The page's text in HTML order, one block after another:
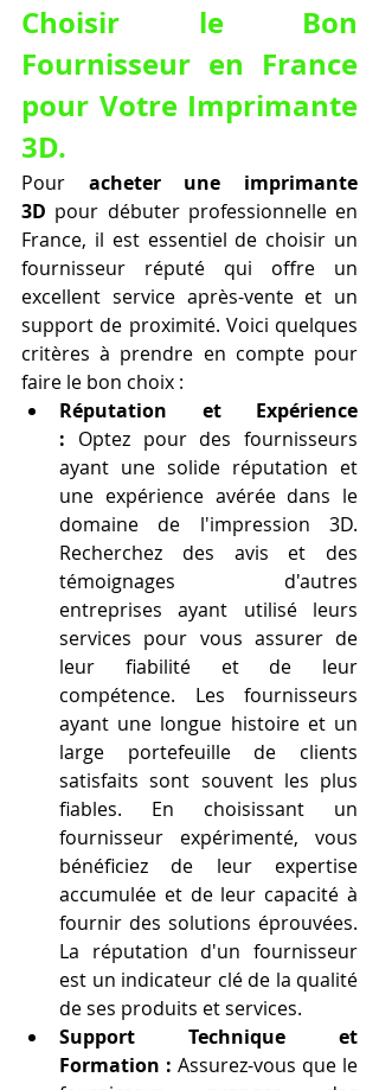
Choisir le Bon
Fournisseur en France
pour Votre Imprimante
3D.
Pour acheter une imprimante
3D pour débuter professionnelle en
France, il est essentiel de choisir un
fournisseur réputé qui offre un
excellent service après-vente et un
support de proximité. Voici quelques
critères à prendre en compte pour
faire le bon choix :
Réputation et Expérience
: Optez pour des fournisseurs
ayant une solide réputation et
une expérience avérée dans le
domaine de l'impression 3D.
Recherchez des avis et des
témoignages d'autres
entreprises ayant utilisé leurs
services pour vous assurer de
leur fiabilité et de leur
compétence. Les fournisseurs
ayant une longue histoire et un
large portefeuille de clients
satisfaits sont souvent les plus
fiables. En choisissant un
fournisseur expérimenté, vous
bénéficiez de leur expertise
accumulée et de leur capacité à
fournir des solutions éprouvées.
La réputation d'un fournisseur
est un indicateur clé de la qualité
de ses produits et services.
Support Technique et
Formation : Assurez-vous que le